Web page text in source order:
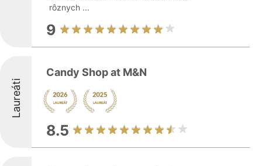
rôznych ...
9
Laureáti
Candy Shop at M&N
8.5